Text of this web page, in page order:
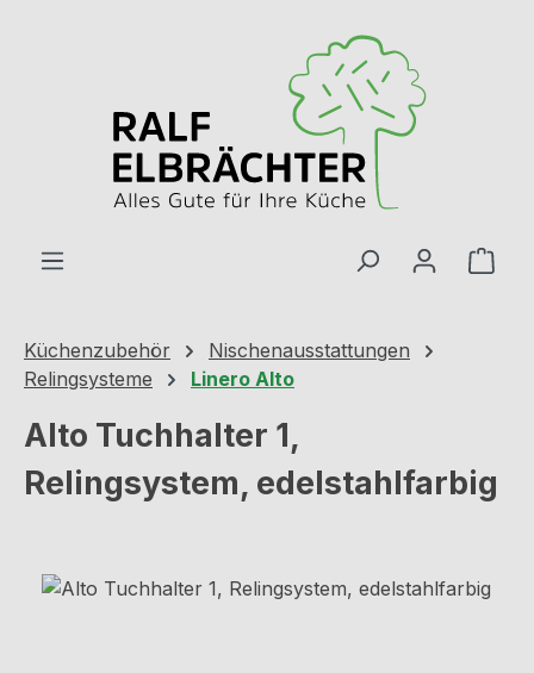
Küchenzubehör
Nischenausstattungen
Relingsysteme
Linero Alto
Alto Tuchhalter 1,
Relingsystem, edelstahlfarbig
Bildergalerie überspringen